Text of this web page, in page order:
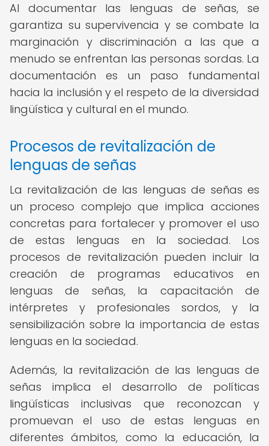
Al documentar las lenguas de señas, se
garantiza su supervivencia y se combate la
marginación y discriminación a las que a
menudo se enfrentan las personas sordas. La
documentación es un paso fundamental
hacia la inclusión y el respeto de la diversidad
lingüística y cultural en el mundo.
Procesos de revitalización de
lenguas de señas
La revitalización de las lenguas de señas es
un proceso complejo que implica acciones
concretas para fortalecer y promover el uso
de estas lenguas en la sociedad. Los
procesos de revitalización pueden incluir la
creación de programas educativos en
lenguas de señas, la capacitación de
intérpretes y profesionales sordos, y la
sensibilización sobre la importancia de estas
lenguas en la sociedad.
Además, la revitalización de las lenguas de
señas implica el desarrollo de políticas
lingüísticas inclusivas que reconozcan y
promuevan el uso de estas lenguas en
diferentes ámbitos, como la educación, la